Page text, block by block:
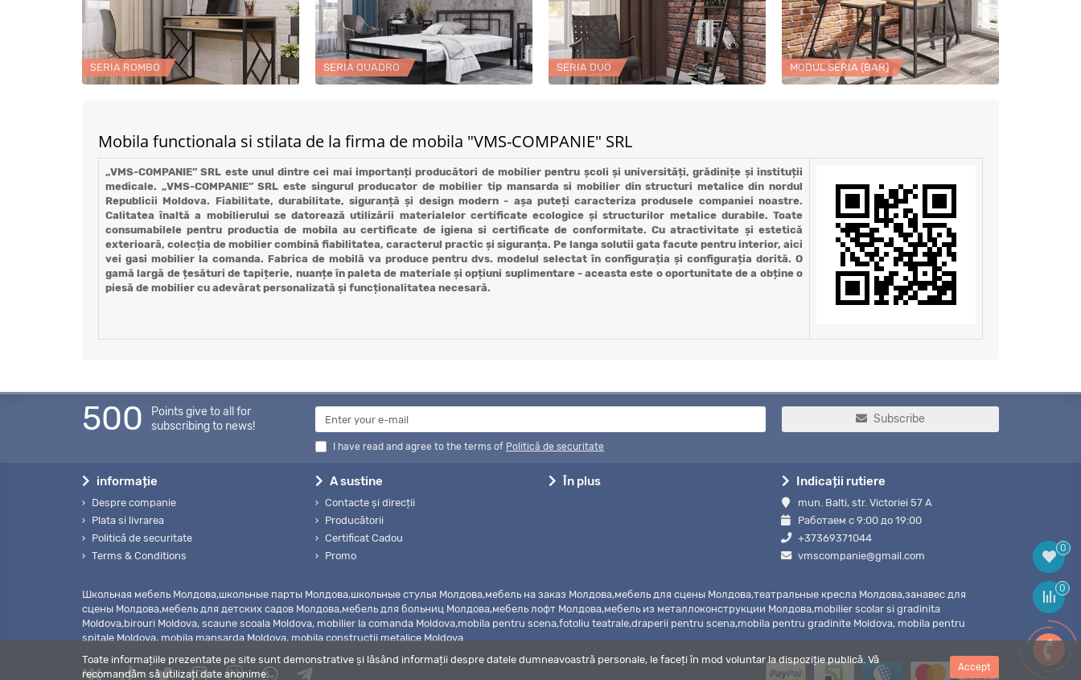
SERIA ROMBO SERIA QUADRO SERIA DUO MODUL SERIA (BAR)
Mobila functionala si stilata de la firma de mobila "VMS-COMPANIE" SRL
„VMS-COMPANIE” SRL este unul dintre cei mai importanți producători de mobilier pentru școli și universități, grădinițe și instituții
medicale. „VMS-COMPANIE” SRL este singurul producator de mobilier tip mansarda si mobilier din structuri metalice din nordul
Republicii Moldova. Fiabilitate, durabilitate, siguranță și design modern - așa puteți caracteriza produsele companiei noastre.
Calitatea înaltă a mobilierului se datorează utilizării materialelor certificate ecologice și structurilor metalice durabile. Toate
consumabilele pentru productia de mobila au certificate de igiena si certificate de conformitate. Cu atractivitate și estetică
exterioară, colecția de mobilier combină fiabilitatea, caracterul practic și siguranța. Pe langa solutii gata facute pentru interior, aici
vei gasi mobilier la comanda. Fabrica de mobilă va produce pentru dvs. modelul selectat în configurația și configurația dorită. O
gamă largă de țesături de tapițerie, nuanțe în paleta de materiale și opțiuni suplimentare - aceasta este o oportunitate de a obține o
piesă de mobilier cu adevărat personalizată și funcționalitatea necesară.
Toate informațiile prezentate pe site sunt demonstrative și lăsând informații despre datele dumneavoastră personale, le faceți în mod voluntar la dispoziție publică. Vă
recomandăm să utilizați date anonime.
Accept
500
Points give to all for
subscribing to news!
I have read and agree to the terms of Politică de securitate
Subscribe
informație
Despre companie
Plata si livrarea
Politică de securitate
Terms & Conditions
A sustine
Contacte și direcții
Producătorii
Certificat Cadou
Promo
În plus Indicații rutiere
mun. Balti, str. Victoriei 57 A
Работаем с 9:00 до 19:00
+37369371044
vmscompanie@gmail.com
Школьная мебель Молдова,школьные парты Молдова,школьные стулья Молдова,мебель на заказ Молдова,мебель для сцены Молдова,театральные кресла Молдова,занавес для
сцены Молдова,мебель для детских садов Молдова,мебель для больниц Молдова,мебель лофт Молдова,мебель из металлоконструкции Молдова,mobilier scolar si gradinita
Moldova,birouri Moldova, scaune scoala Moldova, mobilier la comanda Moldova,mobila pentru scena,fotoliu teatrale,draperii pentru scena,mobila pentru gradinite Moldova, mobila pentru
spitale Moldova, mobila mansarda Moldova, mobila constructii metalice Moldova
0
0